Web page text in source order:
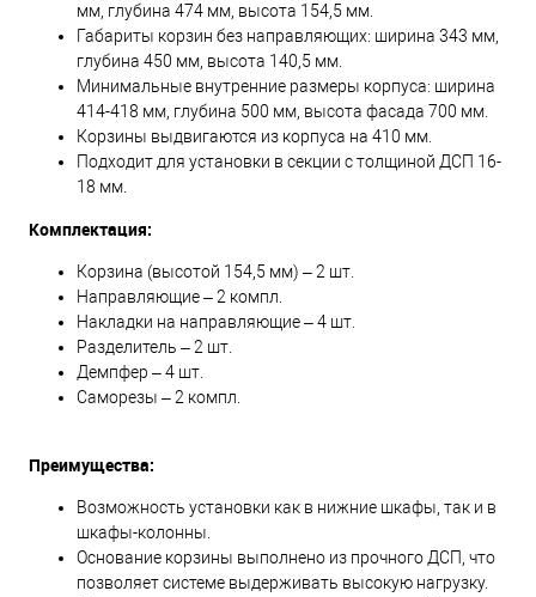
мм, глубина 474 мм, высота 154,5 мм.
Габариты корзин без направляющих: ширина 343 мм,
глубина 450 мм, высота 140,5 мм.
Минимальные внутренние размеры корпуса: ширина
414-418 мм, глубина 500 мм, высота фасада 700 мм.
Корзины выдвигаются из корпуса на 410 мм.
Подходит для установки в секции с толщиной ДСП 16-
18 мм.
Комплектация:
Корзина (высотой 154,5 мм) – 2 шт.
Направляющие – 2 компл.
Накладки на направляющие – 4 шт.
Разделитель – 2 шт.
Демпфер – 4 шт.
Саморезы – 2 компл.
Преимущества:
Возможность установки как в нижние шкафы, так и в
шкафы-колонны.
Основание корзины выполнено из прочного ДСП, что
позволяет системе выдерживать высокую нагрузку.